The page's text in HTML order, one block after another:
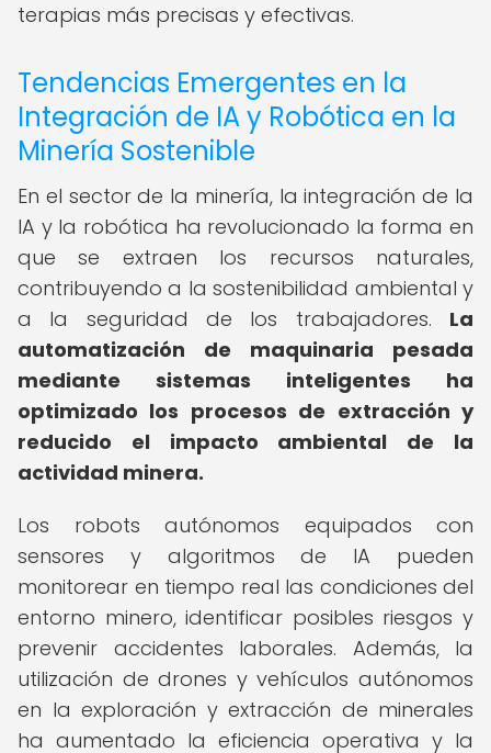
terapias más precisas y efectivas.
Tendencias Emergentes en la
Integración de IA y Robótica en la
Minería Sostenible
En el sector de la minería, la integración de la
IA y la robótica ha revolucionado la forma en
que se extraen los recursos naturales,
contribuyendo a la sostenibilidad ambiental y
a la seguridad de los trabajadores. La
automatización de maquinaria pesada
mediante sistemas inteligentes ha
optimizado los procesos de extracción y
reducido el impacto ambiental de la
actividad minera.
Los robots autónomos equipados con
sensores y algoritmos de IA pueden
monitorear en tiempo real las condiciones del
entorno minero, identificar posibles riesgos y
prevenir accidentes laborales. Además, la
utilización de drones y vehículos autónomos
en la exploración y extracción de minerales
ha aumentado la eficiencia operativa y la